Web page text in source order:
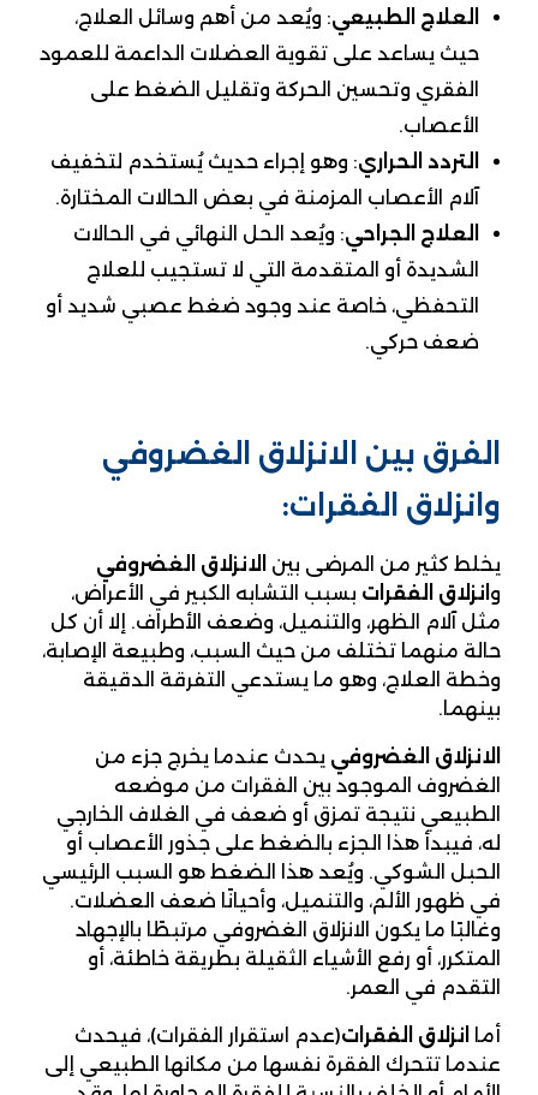
العلاج الطبيعي: ويُعد من أهم وسائل العلاج،
حيث يساعد على تقوية العضلات الداعمة للعمود
الفقري وتحسين الحركة وتقليل الضغط على
الأعصاب.
التردد الحراري: وهو إجراء حديث يُستخدم لتخفيف
آلام الأعصاب المزمنة في بعض الحالات المختارة.
العلاج الجراحي: ويُعد الحل النهائي في الحالات
الشديدة أو المتقدمة التي لا تستجيب للعلاج
التحفظي، خاصة عند وجود ضغط عصبي شديد أو
ضعف حركي.
الفرق بين الانزلاق الغضروفي
وانزلاق الفقرات:
يخلط كثير من المرضى بين الانزلاق الغضروفي
و انزلاق الفقرات بسبب التشابه الكبير في الأعراض،
مثل آلام الظهر، والتنميل، وضعف الأطراف. إلا أن كل
حالة منهما تختلف من حيث السبب، وطبيعة الإصابة،
وخطة العلاج، وهو ما يستدعي التفرقة الدقيقة
بينهما.
الانزلاق الغضروفي يحدث عندما يخرج جزء من
الغضروف الموجود بين الفقرات من موضعه
الطبيعي نتيجة تمزق أو ضعف في الغلاف الخارجي
له، فيبدأ هذا الجزء بالضغط على جذور الأعصاب أو
الحبل الشوكي. ويُعد هذا الضغط هو السبب الرئيسي
في ظهور الألم، والتنميل، وأحيانًا ضعف العضلات.
وغالبًا ما يكون الانزلاق الغضروفي مرتبطًا بالإجهاد
المتكرر، أو رفع الأشياء الثقيلة بطريقة خاطئة، أو
التقدم في العمر.
أما انزلاق الفقرات(عدم استقرار الفقرات)، فيحدث
عندما تتحرك الفقرة نفسها من مكانها الطبيعي إلى